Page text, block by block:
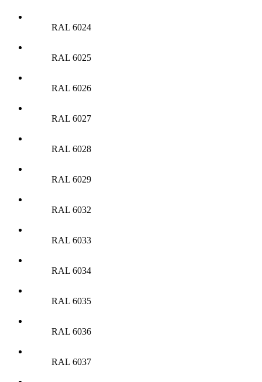
RAL 6024
RAL 6025
RAL 6026
RAL 6027
RAL 6028
RAL 6029
RAL 6032
RAL 6033
RAL 6034
RAL 6035
RAL 6036
RAL 6037